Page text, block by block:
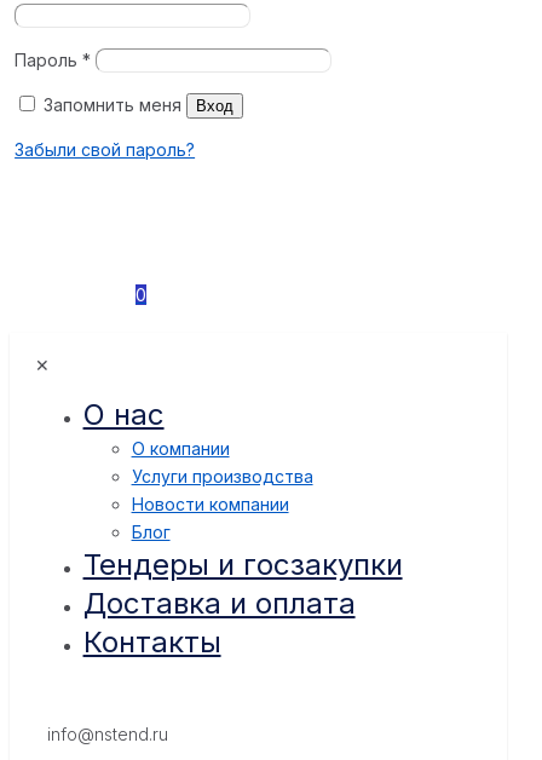
Пароль*
Запомнить меня Вход
Забыли свой пароль?
0
✕
О нас
О компании
Услуги производства
Новости компании
Блог
Тендеры и госзакупки
Доставка и оплата
Контакты
info@nstend.ru